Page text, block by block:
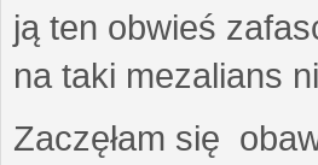
ją ten obwieś
na taki mezalians
Zaczęłam się